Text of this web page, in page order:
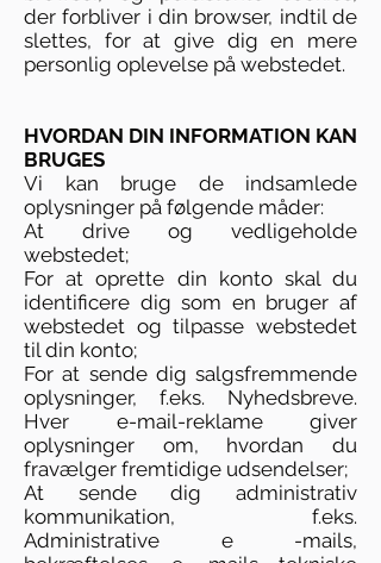
der forbliver i din browser, indtil de
slettes, for at give dig en mere
personlig oplevelse på webstedet.
HVORDAN DIN INFORMATION KAN
BRUGES
Vi kan bruge de indsamlede
oplysninger på følgende måder:
At drive og vedligeholde
webstedet;
For at oprette din konto skal du
identificere dig som en bruger af
webstedet og tilpasse webstedet
til din konto;
For at sende dig salgsfremmende
oplysninger, f.eks. Nyhedsbreve.
Hver e-mail-reklame giver
oplysninger om, hvordan du
fravælger fremtidige udsendelser;
At sende dig administrativ
kommunikation, f.eks.
Administrative e -mails,